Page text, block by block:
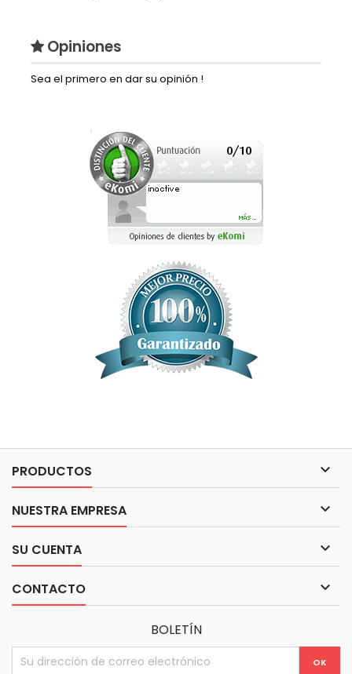
Opiniones
Sea el primero en dar su opinión !
PRODUCTOS 
NUESTRA EMPRESA 
SU CUENTA 
CONTACTO 
BOLETÍN